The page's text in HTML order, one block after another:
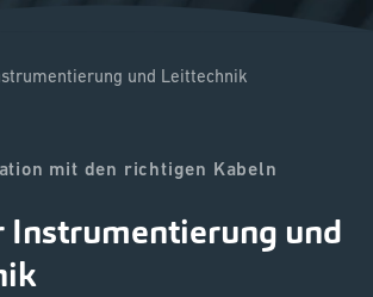
und Leittechnik
mit den richtigen Kabeln
Instrumentierung und